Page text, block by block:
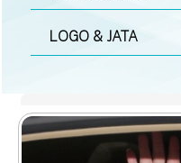
LOGO & JATA